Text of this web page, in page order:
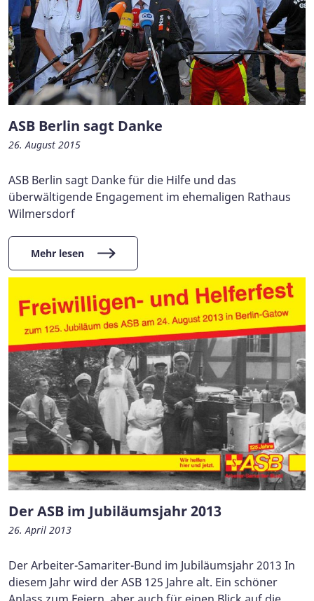
ASB Berlin sagt Danke
26. August 2015
ASB Berlin sagt Danke für die Hilfe und das
überwältigende Engagement im ehemaligen Rathaus
Wilmersdorf
Mehr lesen
Der ASB im Jubiläumsjahr 2013
26. April 2013
Der Arbeiter-Samariter-Bund im Jubiläumsjahr 2013 In
diesem Jahr wird der ASB 125 Jahre alt. Ein schöner